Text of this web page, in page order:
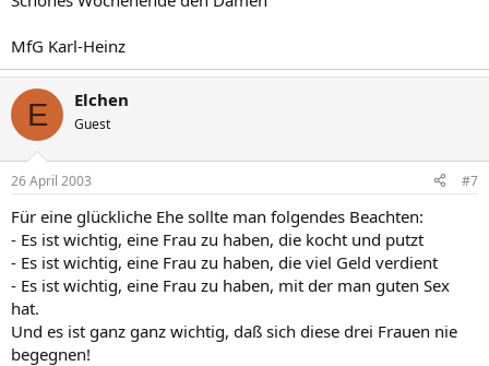
MfG Karl-Heinz
E Elchen
Guest
26 April 2003 #7
Für eine glückliche Ehe sollte man folgendes Beachten:
- Es ist wichtig, eine Frau zu haben, die kocht und putzt
- Es ist wichtig, eine Frau zu haben, die viel Geld verdient
- Es ist wichtig, eine Frau zu haben, mit der man guten Sex
hat.
Und es ist ganz ganz wichtig, daß sich diese drei Frauen nie
begegnen!